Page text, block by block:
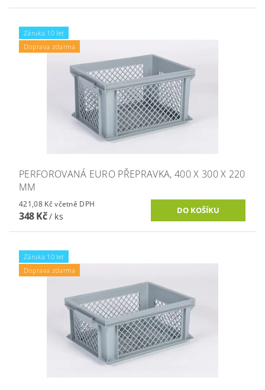
Záruka 10 let
Doprava zdarma
PERFOROVANÁ EURO PŘEPRAVKA, 400 X 300 X 220
MM
421,08 Kč včetně DPH
348 Kč/ ks
Záruka 10 let
Doprava zdarma